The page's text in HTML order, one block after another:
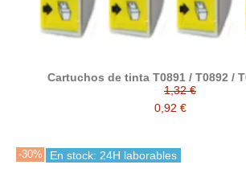
Cartuchos de tinta T0891 / T0892 /
compatible con epson
1,32 €
0,92 €
-30% En stock: 24H laborables